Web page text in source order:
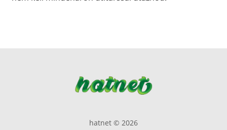
hatnet © 2026